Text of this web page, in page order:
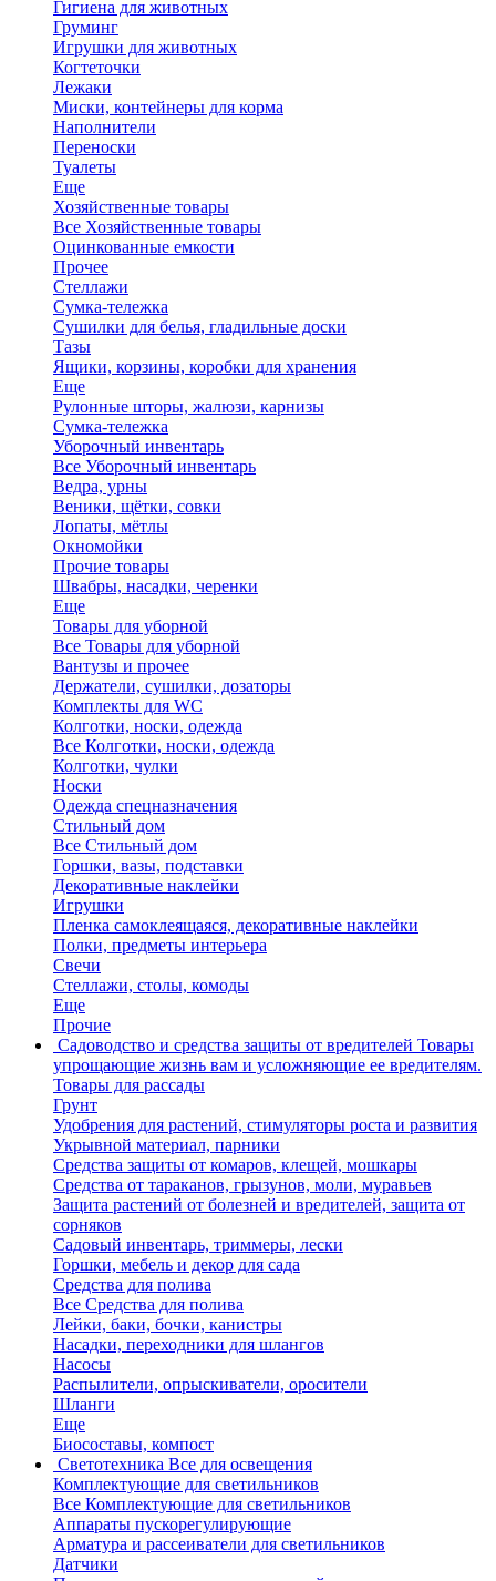
Гигиена для животных
Груминг
Игрушки для животных
Когтеточки
Лежаки
Миски, контейнеры для корма
Наполнители
Переноски
Туалеты
Еще
Хозяйственные товары
Все Хозяйственные товары
Оцинкованные емкости
Прочее
Стеллажи
Сумка-тележка
Сушилки для белья, гладильные доски
Тазы
Ящики, корзины, коробки для хранения
Еще
Рулонные шторы, жалюзи, карнизы
Сумка-тележка
Уборочный инвентарь
Все Уборочный инвентарь
Ведра, урны
Веники, щётки, совки
Лопаты, мётлы
Окномойки
Прочие товары
Швабры, насадки, черенки
Еще
Товары для уборной
Все Товары для уборной
Вантузы и прочее
Держатели, сушилки, дозаторы
Комплекты для WC
Колготки, носки, одежда
Все Колготки, носки, одежда
Колготки, чулки
Носки
Одежда спецназначения
Стильный дом
Все Стильный дом
Горшки, вазы, подставки
Декоративные наклейки
Игрушки
Пленка самоклеящаяся, декоративные наклейки
Полки, предметы интерьера
Свечи
Стеллажи, столы, комоды
Еще
Прочие
Садоводство и средства защиты от вредителей Товары
упрощающие жизнь вам и усложняющие ее вредителям.
Товары для рассады
Грунт
Удобрения для растений, стимуляторы роста и развития
Укрывной материал, парники
Средства защиты от комаров, клещей, мошкары
Средства от тараканов, грызунов, моли, муравьев
Защита растений от болезней и вредителей, защита от
сорняков
Садовый инвентарь, триммеры, лески
Горшки, мебель и декор для сада
Средства для полива
Все Средства для полива
Лейки, баки, бочки, канистры
Насадки, переходники для шлангов
Насосы
Распылители, опрыскиватели, оросители
Шланги
Еще
Биосоставы, компост
Светотехника Все для освещения
Комплектующие для светильников
Все Комплектующие для светильников
Аппараты пускорегулирующие
Арматура и рассеиватели для светильников
Датчики